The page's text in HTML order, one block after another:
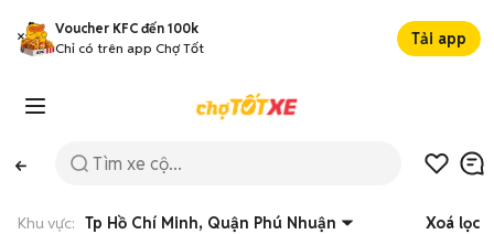
Voucher KFC đến 100k
Chỉ có trên app Chợ Tốt
Tải app
Khu vực: Tp Hồ Chí Minh, Quận Phú Nhuận Xoá lọc